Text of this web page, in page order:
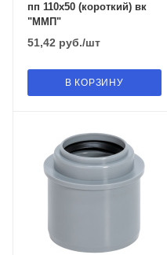
пп 110х50 (короткий) вк
"ММП"
51,42 руб./шт
В КОРЗИНУ